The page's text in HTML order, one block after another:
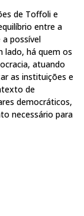
de Toffoli e
entre a
a possível
lado, há quem os
atuando
as instituições e
de
democráticos,
necessário para